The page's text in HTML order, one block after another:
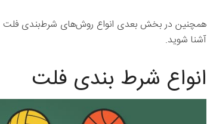
همچنین در بخش بعدی انواع روش‌های شرط‌بندی فلت را
آشنا شوید.
انواع شرط بندی فلت